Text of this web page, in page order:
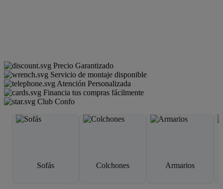
Precio Garantizado
Servicio de montaje disponible
Atención Personalizada
Financia tus compras fácilmente
Club Confo
Sofás Colchones Armarios